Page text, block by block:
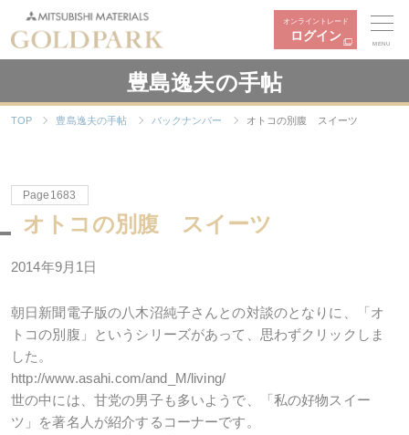
オンライントレード
ログイン
MENU
豊島逸夫の手帖
TOP 豊島逸夫の手帖 バックナンバー オトコの別腹 スイーツ
Page1683
オトコの別腹 スイーツ
2014年9月1日
朝日新聞電子版の八木沼純子さんとの対談のとなりに、「オ
トコの別腹」というシリーズがあって、思わずクリックしま
した。
http://www.asahi.com/and_M/living/
世の中には、甘党の男子も多いようで、「私の好物スイー
ツ」を著名人が紹介するコーナーです。